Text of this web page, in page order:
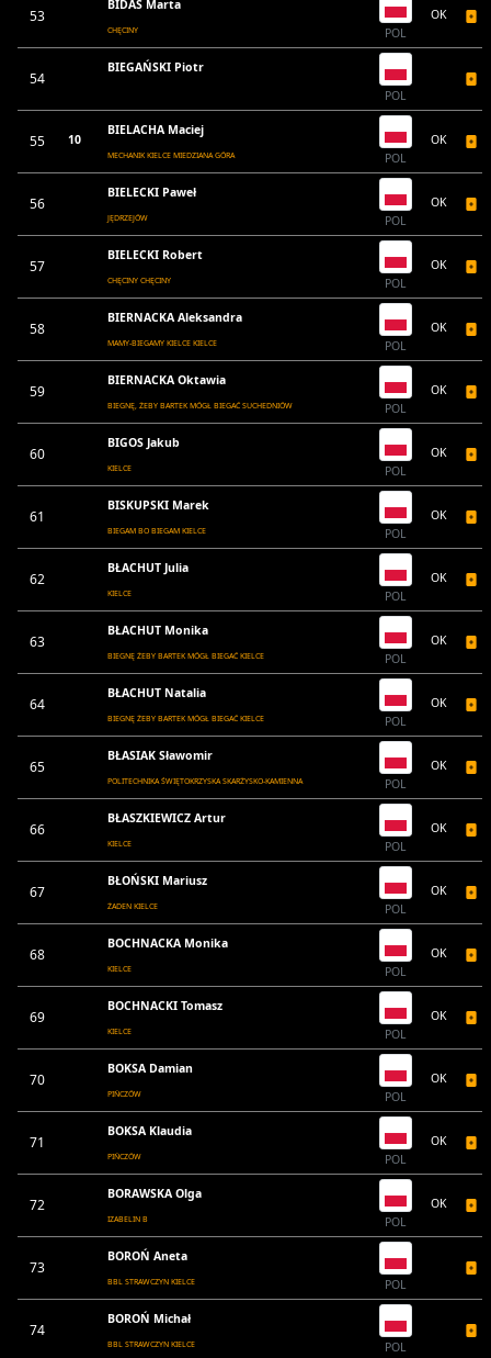
53
BIDAS Marta
CHĘCINY POL
OK
54
BIEGAŃSKI Piotr
POL
55 10
BIELACHA Maciej
MECHANIK KIELCE MIEDZIANA GÓRA POL
OK
56
BIELECKI Paweł
JĘDRZEJÓW POL
OK
57
BIELECKI Robert
CHĘCINY CHĘCINY POL
OK
58
BIERNACKA Aleksandra
MAMY-BIEGAMY KIELCE KIELCE POL
OK
59
BIERNACKA Oktawia
BIEGNĘ, ŻEBY BARTEK MÓGŁ BIEGAĆ SUCHEDNIÓW POL
OK
60
BIGOS Jakub
KIELCE POL
OK
61
BISKUPSKI Marek
BIEGAM BO BIEGAM KIELCE POL
OK
62
BŁACHUT Julia
KIELCE POL
OK
63
BŁACHUT Monika
BIEGNĘ ŻEBY BARTEK MÓGŁ BIEGAĆ KIELCE POL
OK
64
BŁACHUT Natalia
BIEGNĘ ŻEBY BARTEK MÓGŁ BIEGAĆ KIELCE POL
OK
65
BŁASIAK Sławomir
POLITECHNIKA ŚWIĘTOKRZYSKA SKARŻYSKO-KAMIENNA POL
OK
66
BŁASZKIEWICZ Artur
KIELCE POL
OK
67
BŁOŃSKI Mariusz
ŻADEN KIELCE POL
OK
68
BOCHNACKA Monika
KIELCE POL
OK
69
BOCHNACKI Tomasz
KIELCE POL
OK
70
BOKSA Damian
PIŃCZÓW POL
OK
71
BOKSA Klaudia
PIŃCZÓW POL
OK
72
BORAWSKA Olga
IZABELIN B POL
OK
73
BOROŃ Aneta
BBL STRAWCZYN KIELCE POL
74
BOROŃ Michał
BBL STRAWCZYN KIELCE POL